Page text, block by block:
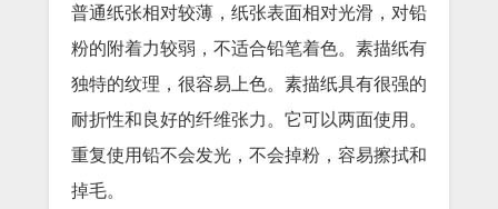
普通纸张相对较薄，纸张表面相对光滑，对铅
粉的附着力较弱，不适合铅笔着色。素描纸有
独特的纹理，很容易上色。素描纸具有很强的
耐折性和良好的纤维张力。它可以两面使用。
重复使用铅不会发光，不会掉粉，容易擦拭和
掉毛。